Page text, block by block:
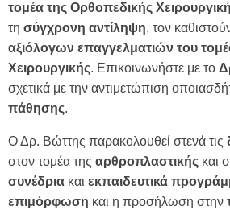
τομέα της Ορθοπεδικής
τη σύγχρονη αντίληψη, τον
αξιόλογων επαγγελματιών του
Χειρουργικής. Επικοινωνήστε με το
σχετικά με την αντιμετώπιση
πάθησης.
Ο Δρ. Βώττης παρακολουθεί στενά τις
στον τομέα της αρθροπλαστικής και
συνέδρια και εκπαιδευτικά
επιμόρφωση και η προσήλωση στην